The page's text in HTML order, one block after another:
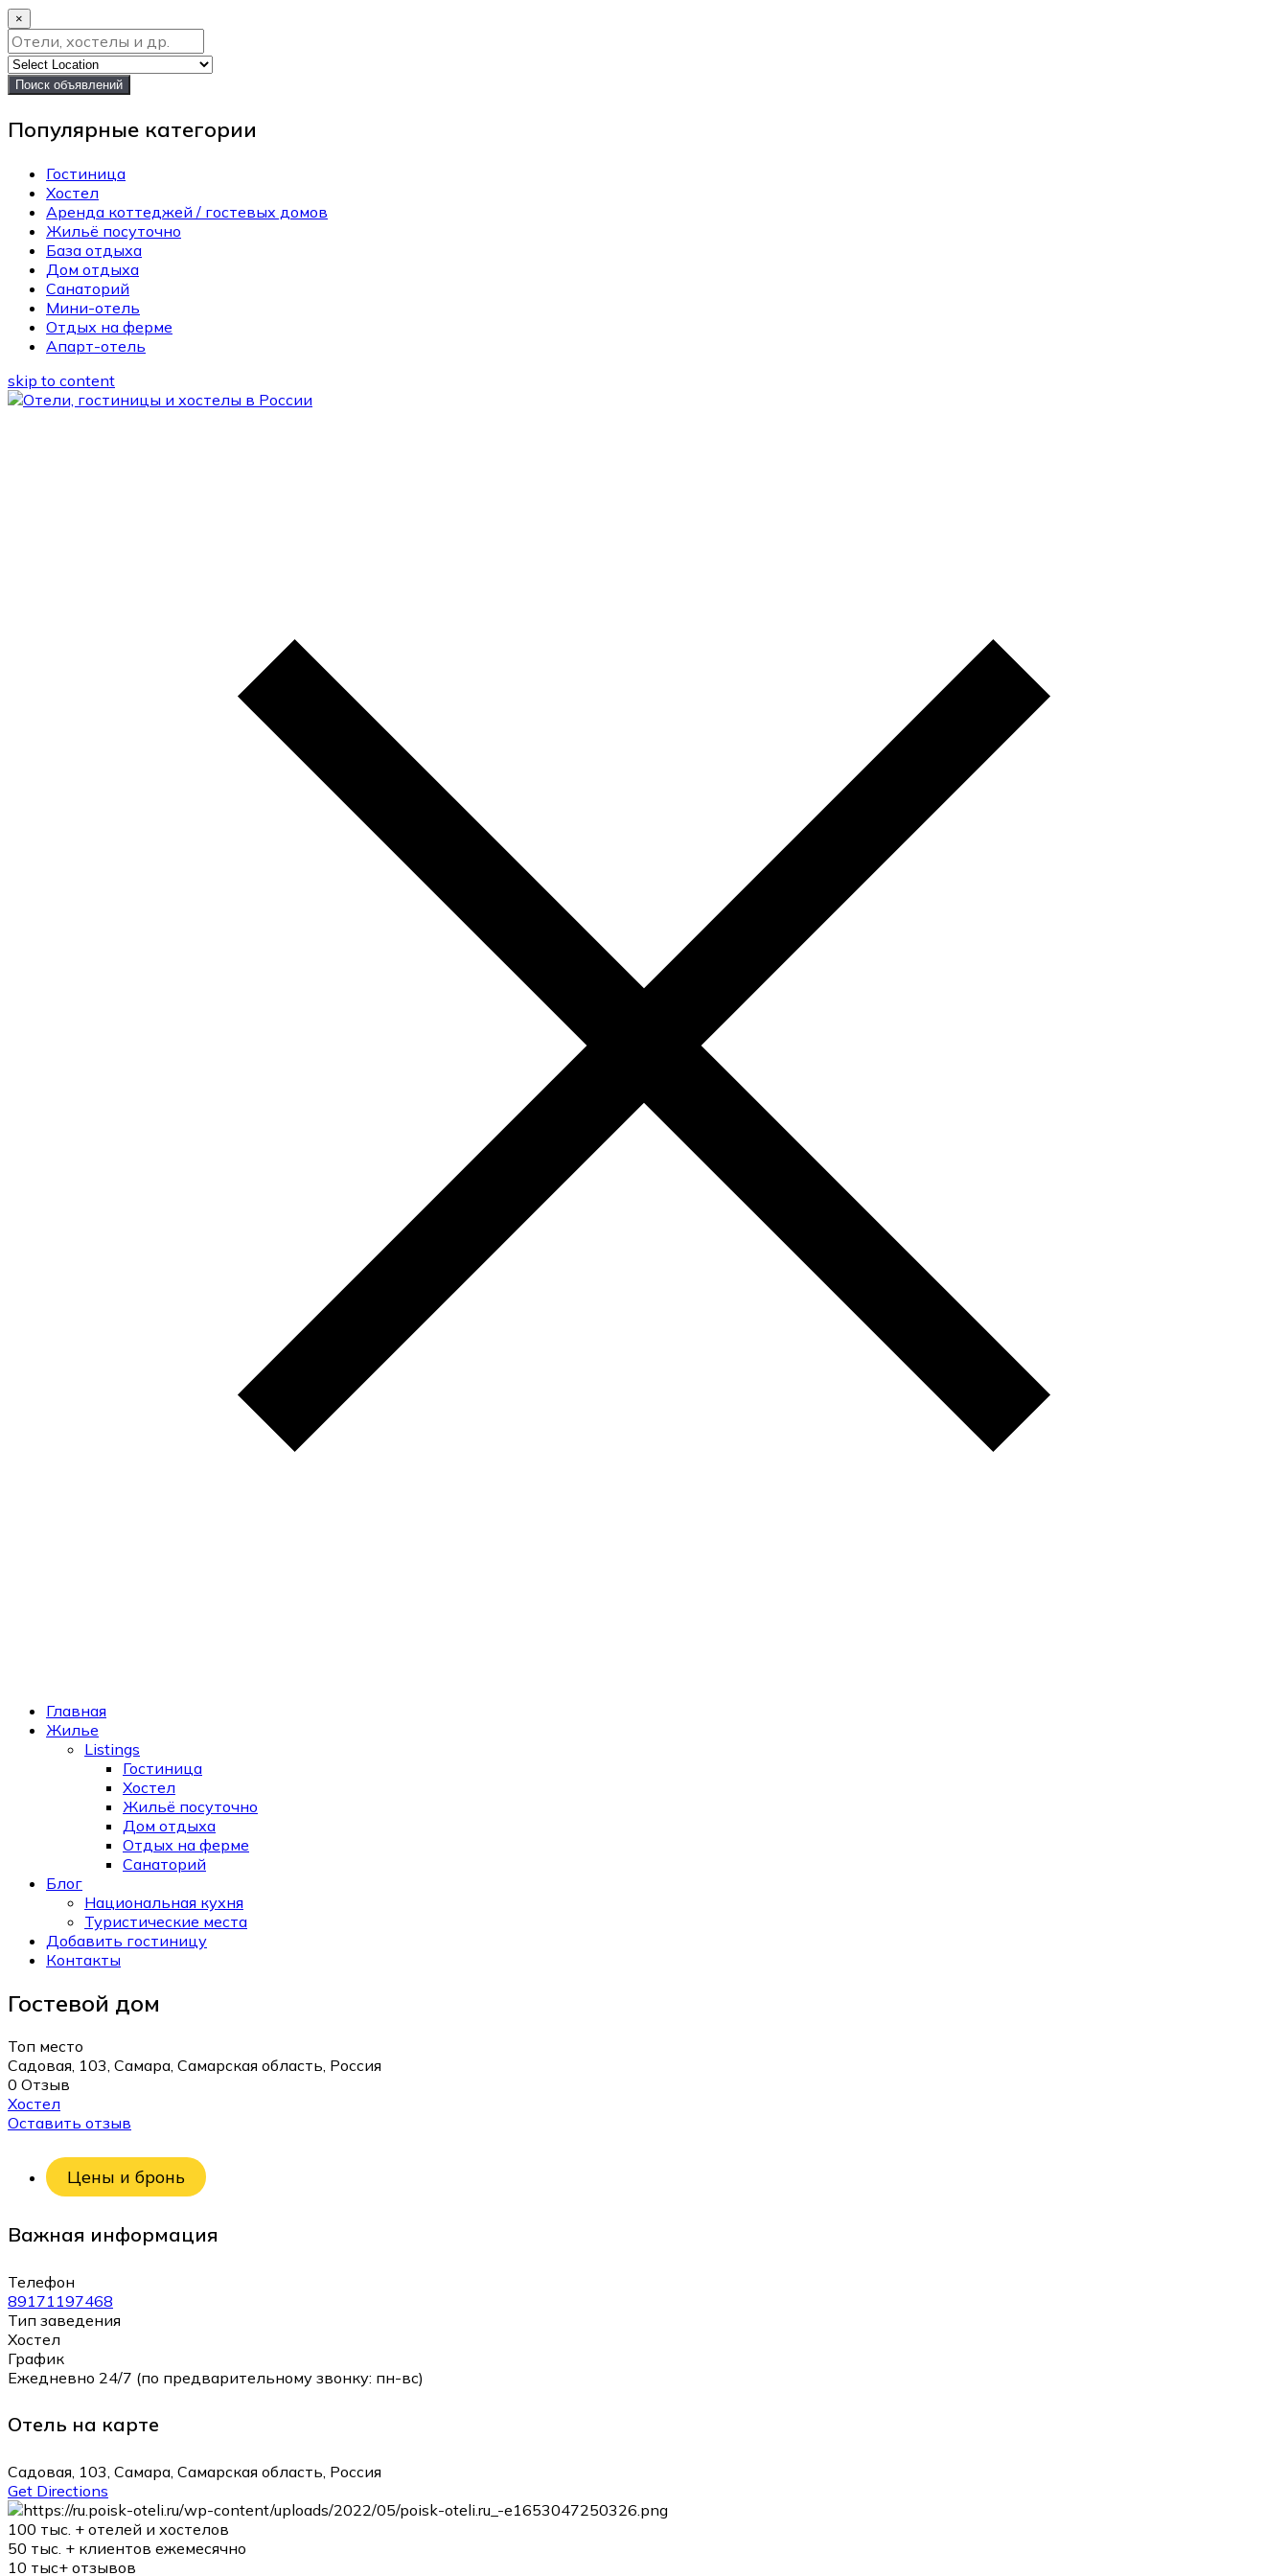
×
Поиск объявлений
Популярные категории
Гостиница
Хостел
Аренда коттеджей / гостевых домов
Жильё посуточно
База отдыха
Дом отдыха
Санаторий
Мини-отель
Отдых на ферме
Апарт-отель
skip to content
Главная
Жилье
Listings
Гостиница
Хостел
Жильё посуточно
Дом отдыха
Отдых на ферме
Санаторий
Блог
Национальная кухня
Туристические места
Добавить гостиницу
Контакты
Гостевой дом
Топ место
Садовая, 103, Самара, Самарская область, Россия
0 Отзыв
Хостел
Оставить отзыв
Цены и бронь
Важная информация
Телефон
89171197468
Тип заведения
Хостел
График
Ежедневно 24/7 (по предварительному звонку: пн-вс)
Отель на карте
Садовая, 103, Самара, Самарская область, Россия
Get Directions
100 тыс. + отелей и хостелов
50 тыс. + клиентов ежемесячно
10 тыс+ отзывов